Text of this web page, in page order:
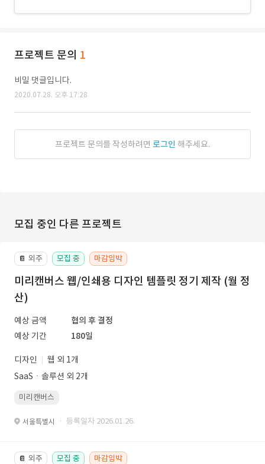
프로젝트 문의 1
비밀 댓글입니다.
2020.07.28. 오후 17:28
프로젝트 문의를 작성하려면 로그인 해주세요.
모집 중인 다른 프로젝트
📔 외주 모집 중 마감임박
미리캔버스 웹/인쇄용 디자인 템플릿 정기 제작 (월 정
산)
예상 금액
협의 후 결정
예상 기간
180일
디자인
웹 외 1개
SaaSㆍ솔루션 외 2개
미리캔버스
서울특별시 · 등록일자 2026.01.26.
📔 외주 모집 중 마감임박